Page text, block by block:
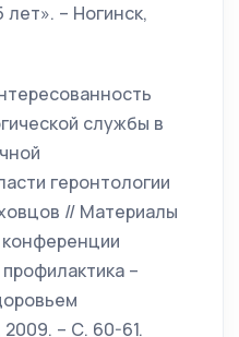
лет». – Ногинск,
службы в
геронтологии
// Материалы
–
– С. 60-61.